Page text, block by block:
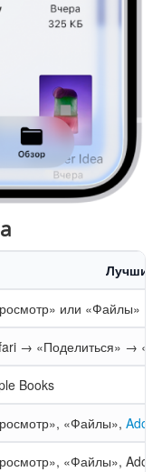
Лучший
или «Файлы»
→ «Поделиться» →
Books
«Файлы»,
«Файлы»,